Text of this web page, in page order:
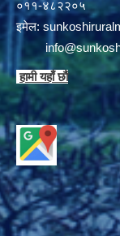
०११-४८२२०५
इमेल:
हामी यहाँ छाै‌ं